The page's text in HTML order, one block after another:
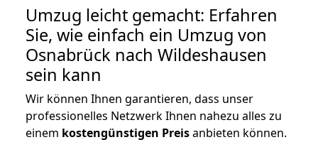
Umzug leicht gemacht: Erfahren
Sie, wie einfach ein Umzug von
Osnabrück nach Wildeshausen
sein kann
Wir können Ihnen garantieren, dass unser
professionelles Netzwerk Ihnen nahezu alles zu
einem kostengünstigen Preisanbieten können.